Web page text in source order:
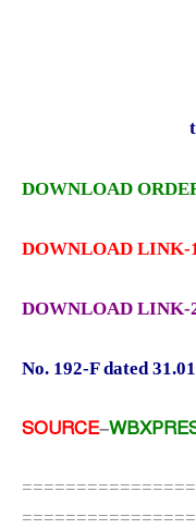
DOWNLOAD
DOWNLOAD LINK-1
DOWNLOAD LINK-
No. 192-F dated
SOURCE–